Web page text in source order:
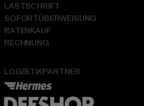
LOGISTIKPARTNER
LASTSCHRIFT
SOFORTÜBERWEISUNG
RATENKAUF
RECHNUNG